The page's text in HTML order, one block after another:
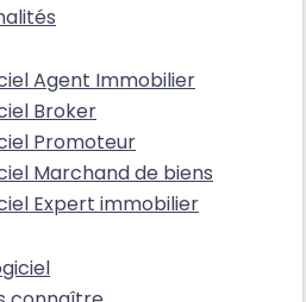
Agent Immobilier
Broker
Promoteur
Marchand de biens
Expert immobilier